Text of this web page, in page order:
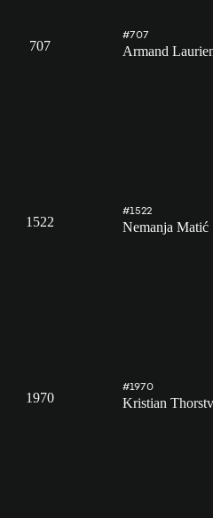
707
#707
Armand
1522
#1522
Nemanja Matić
1970
#1970
Kristian